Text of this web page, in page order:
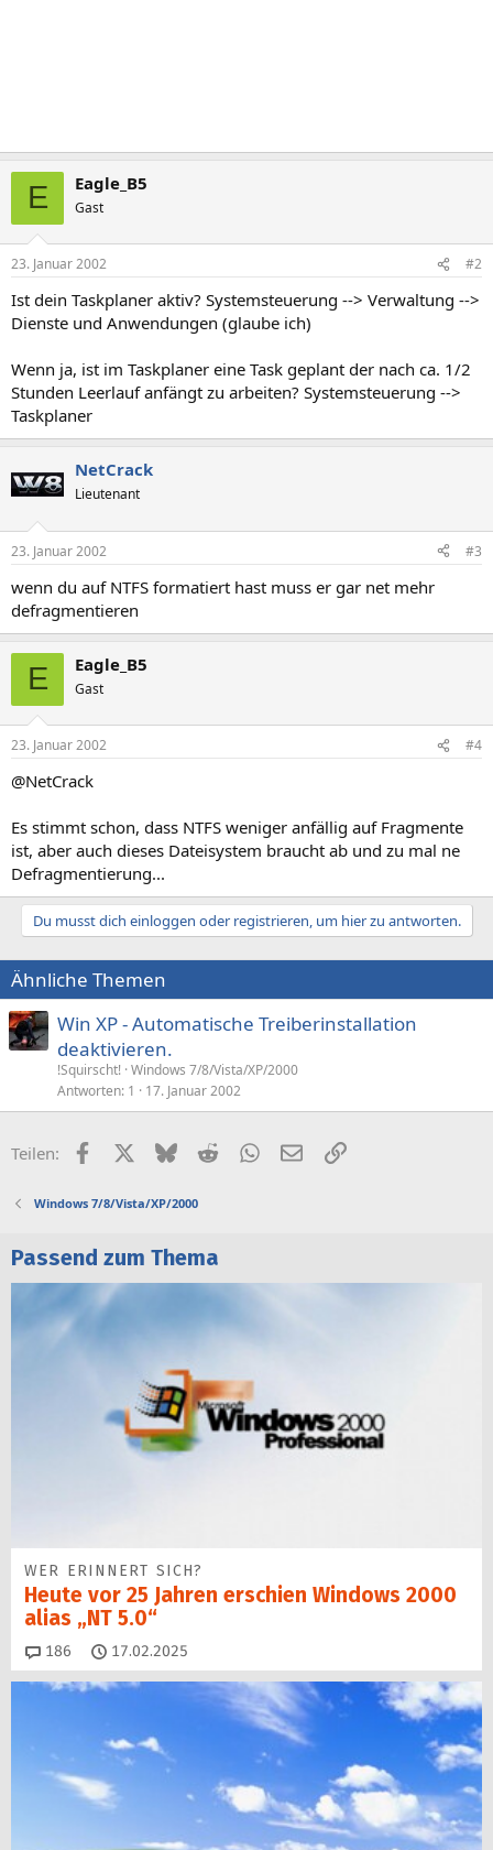
E Eagle_B5
Gast
23. Januar 2002 #2
Ist dein Taskplaner aktiv? Systemsteuerung --> Verwaltung -->
Dienste und Anwendungen (glaube ich)
Wenn ja, ist im Taskplaner eine Task geplant der nach ca. 1/2
Stunden Leerlauf anfängt zu arbeiten? Systemsteuerung -->
Taskplaner
NetCrack
Lieutenant
23. Januar 2002 #3
wenn du auf NTFS formatiert hast muss er gar net mehr
defragmentieren
E Eagle_B5
Gast
23. Januar 2002 #4
@NetCrack
Es stimmt schon, dass NTFS weniger anfällig auf Fragmente
ist, aber auch dieses Dateisystem braucht ab und zu mal ne
Defragmentierung...
Du musst dich einloggen oder registrieren, um hier zu antworten.
Ähnliche Themen
Win XP - Automatische Treiberinstallation
deaktivieren.
!Squirscht! Windows 7/8/Vista/XP/2000
Antworten 1 17. Januar 2002
Teilen: FacebookX (Twitter)
BlueskyRedditWhatsApp
E-MailLink
Windows 7/8/Vista/XP/2000
Passend zum Thema
WER ERINNERT SICH?
Heute vor 25 Jahren erschien Windows 2000
alias „NT 5.0“
186 Kommentare
17.02.2025